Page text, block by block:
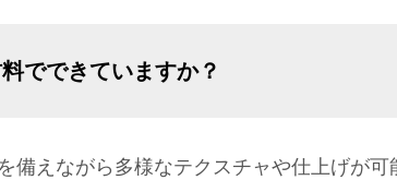
でできていますか？
えながら多様なテクスチャや仕上げが